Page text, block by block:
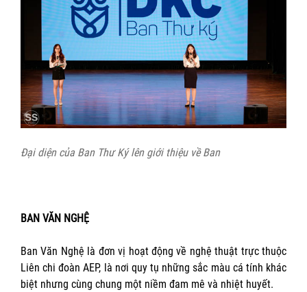
Đại diện của Ban Thư Ký lên giới thiệu về Ban
BAN VĂN NGHỆ
Ban Văn Nghệ là đơn vị hoạt động về nghệ thuật trực thuộc
Liên chi đoàn AEP, là nơi quy tụ những sắc màu cá tính khác
biệt nhưng cùng chung một niềm đam mê và nhiệt huyết.